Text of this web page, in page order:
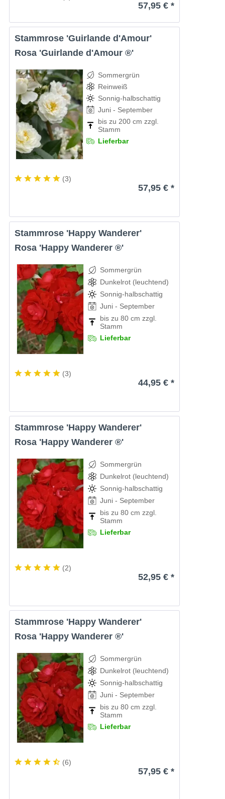
57,95 € *
Stammrose 'Guirlande d'Amour'
Rosa 'Guirlande d'Amour ®'
Sommergrün
Reinweiß
Sonnig-halbschattig
Juni - September
bis zu 200 cm zzgl.
Stamm
Lieferbar
(3)
57,95 € *
Stammrose 'Happy Wanderer'
Rosa 'Happy Wanderer ®'
Sommergrün
Dunkelrot (leuchtend)
Sonnig-halbschattig
Juni - September
bis zu 80 cm zzgl.
Stamm
Lieferbar
(3)
44,95 € *
Stammrose 'Happy Wanderer'
Rosa 'Happy Wanderer ®'
Sommergrün
Dunkelrot (leuchtend)
Sonnig-halbschattig
Juni - September
bis zu 80 cm zzgl.
Stamm
Lieferbar
(2)
52,95 € *
Stammrose 'Happy Wanderer'
Rosa 'Happy Wanderer ®'
Sommergrün
Dunkelrot (leuchtend)
Sonnig-halbschattig
Juni - September
bis zu 80 cm zzgl.
Stamm
Lieferbar
(6)
57,95 € *